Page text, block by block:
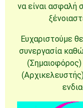
να είναι ασφαλή
Ευχαριστούμε
συνεργασία
(Σημαιοφόρος)